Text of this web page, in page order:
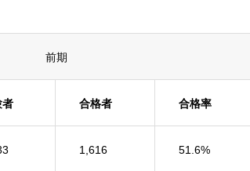
前期
者 合格者 合格率
1,616 51.6%